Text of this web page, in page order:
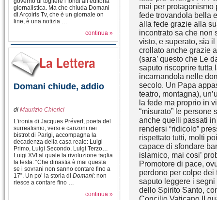
giornalistica. Ma che chiuda Domani
di Arcoiris Tv, che è un giornale on
line, è una notizia …
continua »
Domani chiude, addio
di Maurizio Chierici
L’ironia di Jacques Prévert, poeta del
surrealismo, versi e canzoni nei
bistrot di Parigi, accompagna la
decadenza della casa reale: Luigi
Primo, Luigi Secondo, Luigi Terzo…
Luigi XVI al quale la rivoluzione taglia
la testa: “Che dinastia è mai questa
se i sovrani non sanno contare fino a
17”. Un po’ la storia di Domani: non
riesce a contare fino …
continua »
mai per protagonismo
fede trovandola bella
alla fede grazie alla
incontrato sa che non
visto, e superato, sia
crollato anche grazie
(sara’ questo che Le
saputo riscoprire tutta
incarnandola nelle
secolo. Un Papa
teatro, montagna),
la fede ma proprio in
“misurato” le persone
anche quelli passati
rendersi “ridicolo”
rispettato tutti, molti
capace di sfondare
islamico, mai cosi’
Promotore di pace,
perdono per colpe
saputo leggere i segni
dello Spirito Santo,